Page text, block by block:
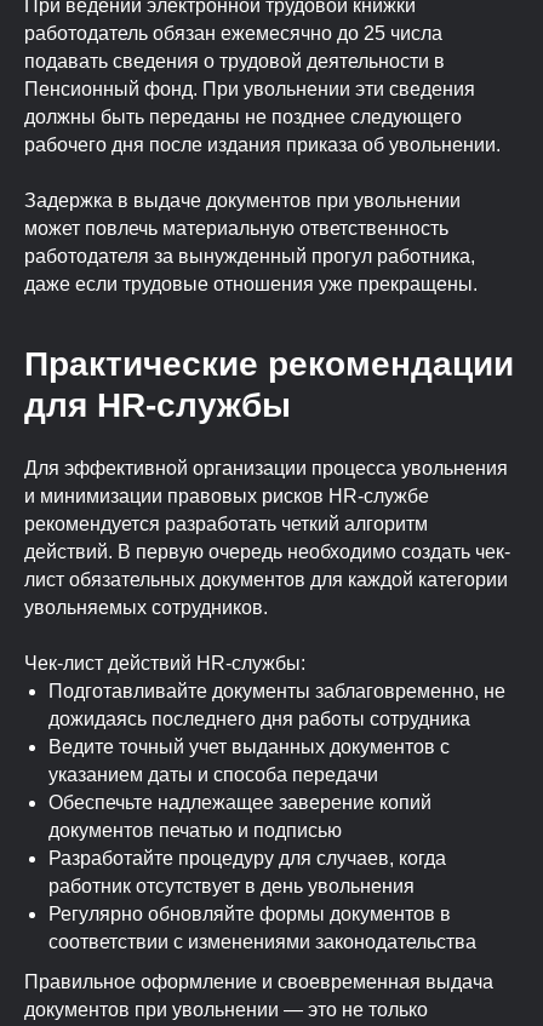
При ведении электронной трудовой книжки
работодатель обязан ежемесячно до 25 числа
подавать сведения о трудовой деятельности в
Пенсионный фонд. При увольнении эти сведения
должны быть переданы не позднее следующего
рабочего дня после издания приказа об увольнении.
Задержка в выдаче документов при увольнении
может повлечь материальную ответственность
работодателя за вынужденный прогул работника,
даже если трудовые отношения уже прекращены.
Практические рекомендации
для HR-службы
Для эффективной организации процесса увольнения
и минимизации правовых рисков HR-службе
рекомендуется разработать четкий алгоритм
действий. В первую очередь необходимо создать чек-
лист обязательных документов для каждой категории
увольняемых сотрудников.
Чек-лист действий HR-службы:
Подготавливайте документы заблаговременно, не
дожидаясь последнего дня работы сотрудника
Ведите точный учет выданных документов с
указанием даты и способа передачи
Обеспечьте надлежащее заверение копий
документов печатью и подписью
Разработайте процедуру для случаев, когда
работник отсутствует в день увольнения
Регулярно обновляйте формы документов в
соответствии с изменениями законодательства
Правильное оформление и своевременная выдача
документов при увольнении — это не только